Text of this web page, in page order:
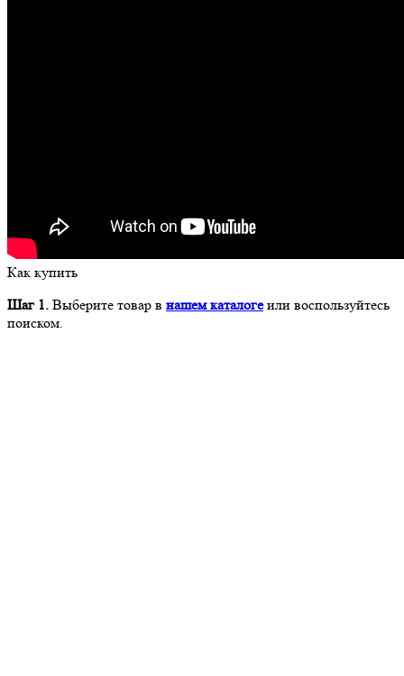
Как купить
Шаг 1. Выберите товар в нашем каталогеили воспользуйтесь
поиском.